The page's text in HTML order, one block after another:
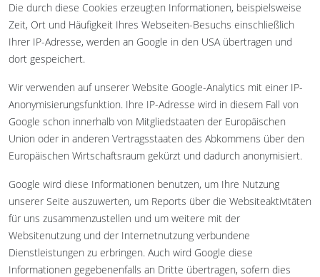
Die durch diese Cookies erzeugten Informationen, beispielsweise
Zeit, Ort und Häufigkeit Ihres Webseiten-Besuchs einschließlich
Ihrer IP-Adresse, werden an Google in den USA übertragen und
dort gespeichert.
Wir verwenden auf unserer Website Google-Analytics mit einer IP-
Anonymisierungsfunktion. Ihre IP-Adresse wird in diesem Fall von
Google schon innerhalb von Mitgliedstaaten der Europäischen
Union oder in anderen Vertragsstaaten des Abkommens über den
Europäischen Wirtschaftsraum gekürzt und dadurch anonymisiert.
Google wird diese Informationen benutzen, um Ihre Nutzung
unserer Seite auszuwerten, um Reports über die Websiteaktivitäten
für uns zusammenzustellen und um weitere mit der
Websitenutzung und der Internetnutzung verbundene
Dienstleistungen zu erbringen. Auch wird Google diese
Informationen gegebenenfalls an Dritte übertragen, sofern dies